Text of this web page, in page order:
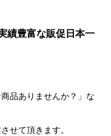
販促日本一
品ありませんか？」な
せて頂きます。